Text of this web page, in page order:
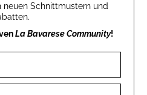
neuen Schnittmustern und
La Bavarese Community!